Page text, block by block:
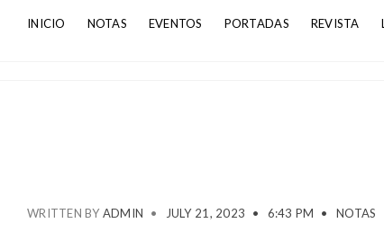
INICIO NOTAS EVENTOS PORTADAS REVISTA
WRITTEN BY ADMIN • JULY 21, 2023 • 6:43 PM • NOTAS